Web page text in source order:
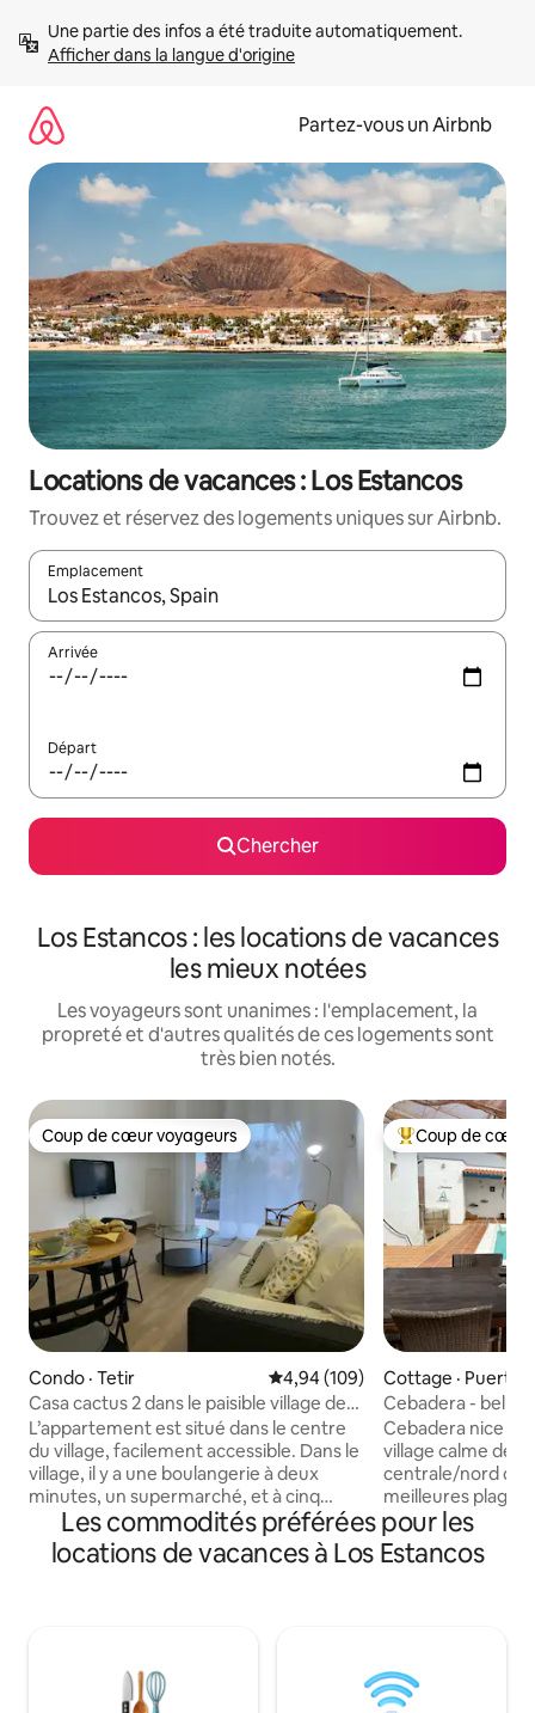
directement
Afficher dans la langue d'origine
Partez-vous un Airbnb
Locations de vacances : Los Estancos
Trouvez et réservez des logements uniques sur Airbnb.
Emplacement
Quand les résultats sont affichés, parcourez-les en utilisant
Arrivée
Départ
Chercher
Los Estancos : les locations de vacances
les mieux notées
Les voyageurs sont unanimes : l'emplacement, la
propreté et d'autres qualités de ces logements sont
très bien notés.
Coup de cœur voyageurs
Coup de cœur voyageurs
Condo · Tetir Note moyenne de 4,94 sur 5,
4,94 (109)
Casa cactus 2 dans le paisible village de
Tetir
L’appartement est situé dans le centre
du village, facilement accessible. Dans le
village, il y a une boulangerie à deux
minutes, un supermarché, et à cinq
minutes à pied, plusieurs bars et
restaurants où vous pouvez déjeuner ou
dîner. C'est un endroit très calme pour
vous aurez du pain au feu de bois fait
maison pour vos premiers déjeuners
Coup de cœur
Coup de cœur
Cottage · Puerto
Cebadera - belle
Cebadera nice
village calme de
centrale/nord de
meilleures plages
Majanicho. Elle
privée (pour
solarium, d'une
parking privé.
marin, son cadre,
Les commodités préférées pour les
locations de vacances à Los Estancos